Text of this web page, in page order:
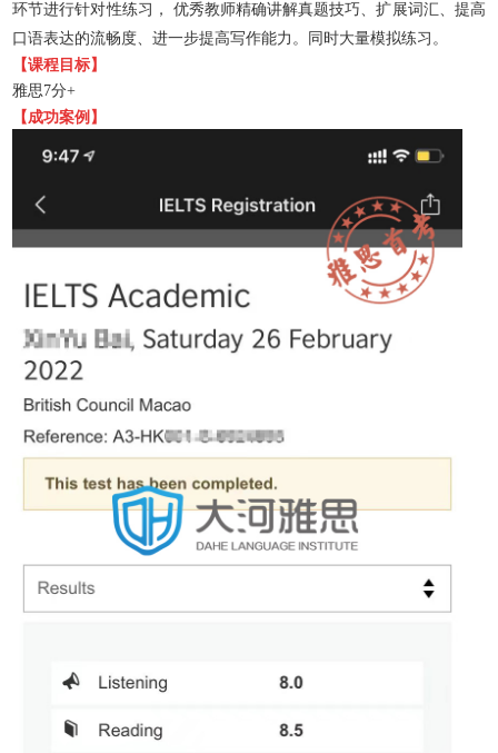
环节进行针对性练习，
优秀教师精确讲解真题技巧、扩展词汇、提高
口语表达的流畅度、进一步提高写作能力。同时大量模拟练习。
【课程目标】
雅思7分+
【成功案例】